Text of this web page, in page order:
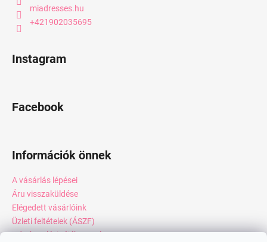
miadresses.hu
+421902035695
Instagram
Facebook
Információk önnek
A vásárlás lépései
Áru visszaküldése
Elégedett vásárlóink
Üzleti feltételek (ÁSZF)
Adatkezelési tájékoztató